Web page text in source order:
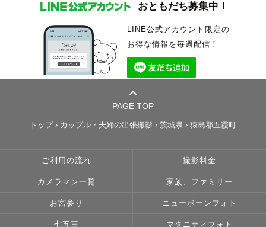
おともだち募集中！
LINE公式アカウント限定の
お得な情報を毎週配信！
PAGE TOP
トップ› カップル・夫婦の出張撮影 › 茨城県 › 猿島郡五霞町
ご利用の流れ 撮影料金
カメラマン一覧 家族、ファミリー
お宮参り ニューボーンフォト
七五三 マタニティフォト